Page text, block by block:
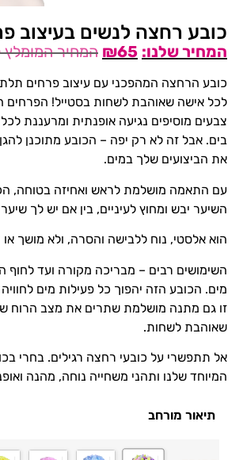
כובע רחצה לנשים בעיצוב
₪65
כובע הרחצה המהפכני עם עיצוב פרחים תלת
לכל אישה שאוהבת לשחות בסטייל! הפרחים
צבעים מוסיפים נגיעה אופנתית ומרעננת
בים. אבל זה לא רק יפה – הכובע מתוכנן
את הביצועים שלך במים.
עם התאמה מושלמת לראש ואחיזה בטוחה,
השיער יבש ומחוץ לעיניים, בין אם יש לך
הוא אלסטי, נוח ללבישה והסרה, ולא מושך
השימושים רבים – מבריכה מקורה ועד לחוף
מים. הכובע הזה יהפוך כל פעילות מים
זו גם מתנה מושלמת שתרים את מצב הרוח
שאוהבת לשחות.
אל תתפשרי על כובעי רחצה רגילים. בחרי
המיוחד שלנו ותהני משחייה נוחה, מהנה
תיאור מורחב